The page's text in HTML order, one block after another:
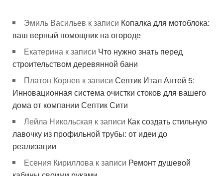
Эмиль Васильев к записи Копалка для мотоблока:
ваш верный помощник на огороде
Екатерина к записи Что нужно знать перед
строительством деревянной бани
Платон Корнев к записиСептик Итал Антей 5:
Инновационная система очистки стоков для вашего
дома от компании Септик Сити
Лейла Никольская к записи Как создать стильную
лавочку из профильной трубы: от идеи до
реализации
Есения Кириллова к записи Ремонт душевой